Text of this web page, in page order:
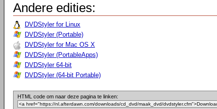
Andere edities:
DVDStyler for Linux
DVDStyler (Portable)
DVDStyler for Mac OS X
DVDStyler (PortableApps)
DVDStyler 64-bit
DVDStyler (64-bit Portable)
HTML code om naar deze pagina te linken: